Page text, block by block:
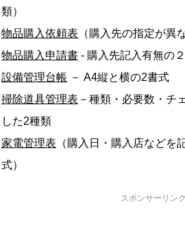
類）
物品購入依頼表 （購入先の指定が異
物品購入申請書 - 購入先記入有無の
設備管理台帳 － A4縦と横の2書式
掃除道具管理表 －種類・必要数・チ
した2種類
家電管理表 （購入日・購入店などを
式）
スポンサーリンク